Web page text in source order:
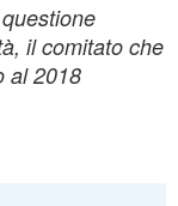
il comitato che
al 2018